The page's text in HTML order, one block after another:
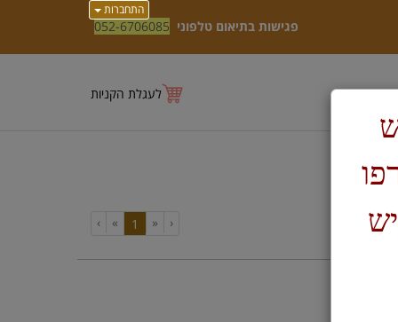
התחברות
פגישות בתיאום טלפוני 052-6706085
לעגלת הקניות
‹
«
1
(current)
»
›